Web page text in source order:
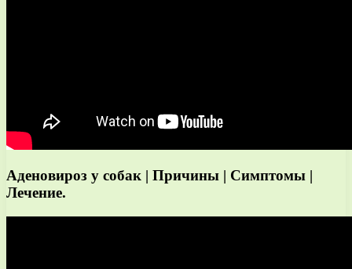
Аденовироз у собак | Причины | Симптомы |
Лечение.